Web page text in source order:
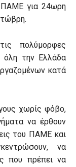
ΠΑΜΕ για 24ωρη
πολύμορφες
όλη την Ελλάδα
κατά
χωρίς φόβο,
να έρθουν
του ΠΑΜΕ και
να
που πρέπει να